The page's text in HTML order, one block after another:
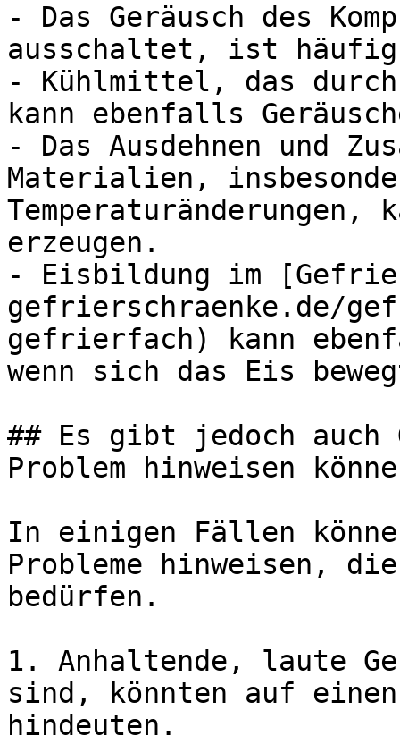
- Das Geräusch des
ausschaltet, ist
- Kühlmittel, das
kann ebenfalls
- Das Ausdehnen und
Materialien,
Temperaturänderungen,
erzeugen.
- Eisbildung im
gefrierschraenke.de/
gefrierfach) kann
wenn sich das Eis
## Es gibt jedoch auch
Problem hinweisen
In einigen Fällen
Probleme hinweisen,
bedürfen.
1. Anhaltende, laute
sind, könnten auf einen
hindeuten.